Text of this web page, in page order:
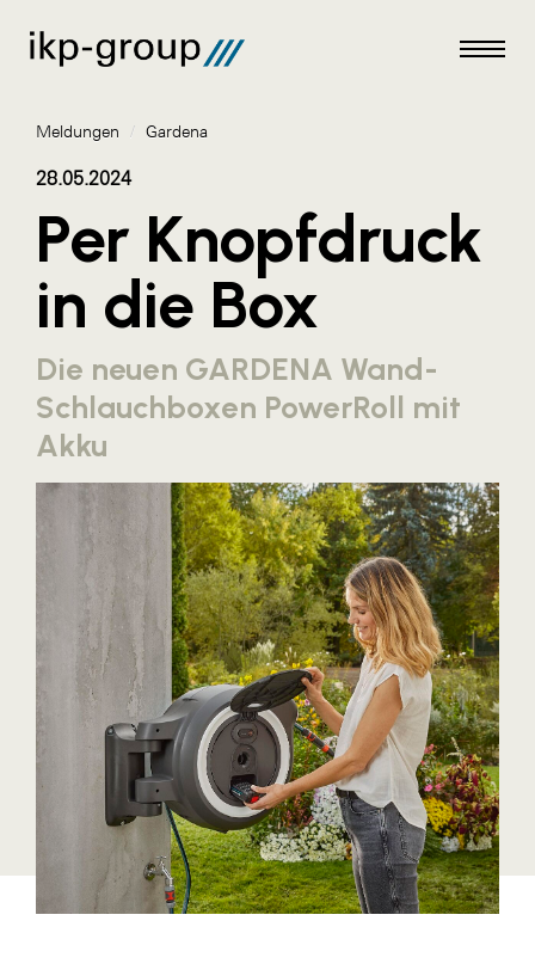
Meldungen
AKTUELLES
ALEX Krems
Amazon Web Services
Artweger
AustroCel Hallein
Blaguss
Bundesverband Sonnenschutztechnik
Cineplexx
Colmobil Austria
Controller Institut
Darbo
Designer Outlets Parndorf und Salzburg
DOMOFERM
Essity
Meldungen / Gardena
28.05.2024
Per Knopfdruck
in die Box
Die neuen GARDENA Wand-
Schlauchboxen PowerRoll mit
Akku